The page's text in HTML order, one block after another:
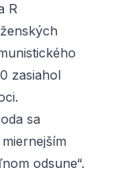
R
zasiahol
sa
odsune“.